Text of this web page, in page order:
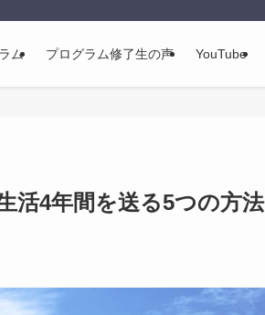
ム プログラム修了生の声 YouTube
活4年間を送る5つの方法